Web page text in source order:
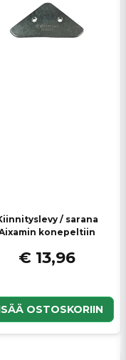
/ sarana
konepeltiin
€ 13,96
OSTOSKORIIN